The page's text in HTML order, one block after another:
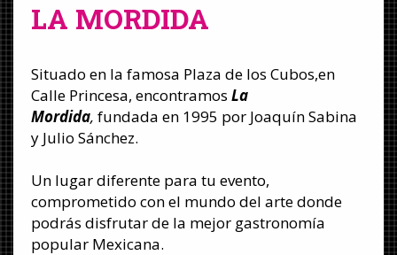
LA MORDIDA
Situado en la famosa Plaza de los Cubos,en
Calle Princesa, encontramos La
Mordida, fundada en 1995 por Joaquín Sabina
y Julio Sánchez.
Un lugar diferente para tu evento,
comprometido con el mundo del arte donde
podrás disfrutar de la mejor gastronomía
popular Mexicana.